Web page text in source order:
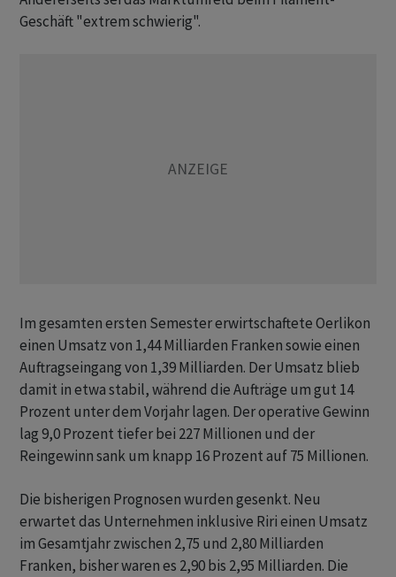
Geschäft "extrem schwierig".
Im gesamten ersten Semester erwirtschaftete Oerlikon
einen Umsatz von 1,44 Milliarden Franken sowie einen
Auftragseingang von 1,39 Milliarden. Der Umsatz blieb
damit in etwa stabil, während die Aufträge um gut 14
Prozent unter dem Vorjahr lagen. Der operative Gewinn
lag 9,0 Prozent tiefer bei 227 Millionen und der
Reingewinn sank um knapp 16 Prozent auf 75 Millionen.
Die bisherigen Prognosen wurden gesenkt. Neu
erwartet das Unternehmen inklusive Riri einen Umsatz
im Gesamtjahr zwischen 2,75 und 2,80 Milliarden
Franken, bisher waren es 2,90 bis 2,95 Milliarden. Die